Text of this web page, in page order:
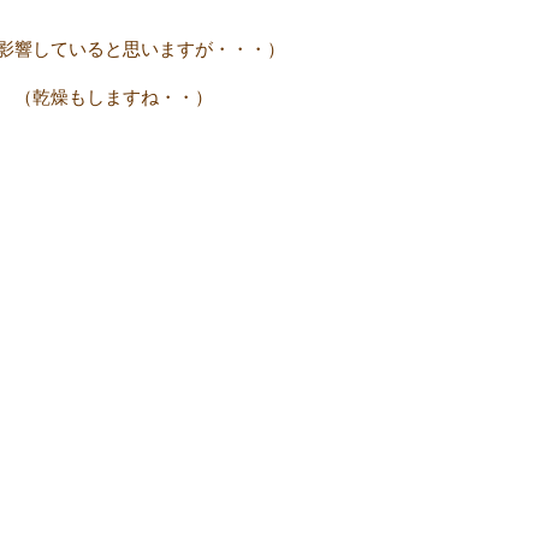
ていると思いますが・・・）
燥もしますね・・）